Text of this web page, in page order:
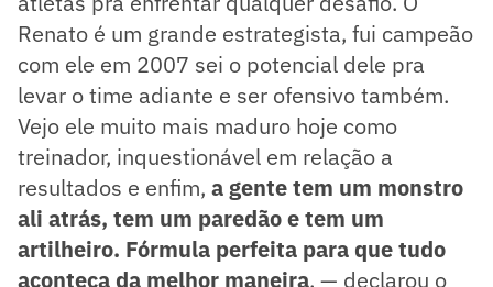
Renato é um grande estrategista, fui campeão
com ele em 2007 sei o potencial dele pra
levar o time adiante e ser ofensivo também.
Vejo ele muito mais maduro hoje como
treinador, inquestionável em relação a
resultados e enfim, a gente tem um monstro
ali atrás, tem um paredão e tem um
artilheiro. Fórmula perfeita para que tudo
aconteça da melhor maneira. — declarou o